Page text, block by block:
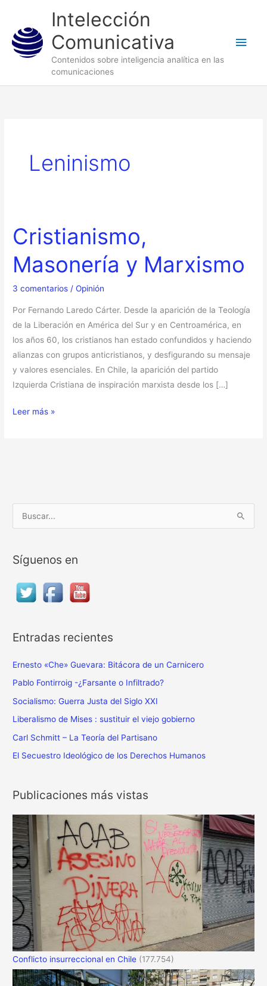
contenido
Intelección
Comunicativa
Contenidos sobre inteligencia analítica en las
comunicaciones
Leninismo
Cristianismo,
Masonería y Marxismo
3 comentarios /Opinión
Por Fernando Laredo Cárter. Desde la aparición de la Teología
de la Liberación en América del Sur y en Centroamérica, en
los años 60, los cristianos han estado confundidos y haciendo
alianzas con grupos anticristianos, y desfigurando su mensaje
y valores esenciales. En Chile, la aparición del partido
Izquierda Cristiana de inspiración marxista desde los […]
Cristianismo,
Masonería
y
Marxismo
Leer más »
c
a
o
:
Síguenos en
Entradas recientes
Ernesto «Che» Guevara: Bitácora de un Carnicero
Pablo Fontirroig -¿Farsante o Infiltrado?
Socialismo: Guerra Justa del Siglo XXI
Liberalismo de Mises : sustituir el viejo gobierno
Carl Schmitt – La Teoría del Partisano
El Secuestro Ideológico de los Derechos Humanos
Publicaciones más vistas
Conflicto insurreccional en Chile (177.754)